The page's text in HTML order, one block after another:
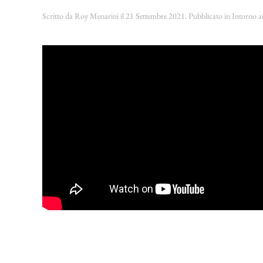
Scritto da Roy Menarini il21 Settembre 2021. Pubblicato in Intorno